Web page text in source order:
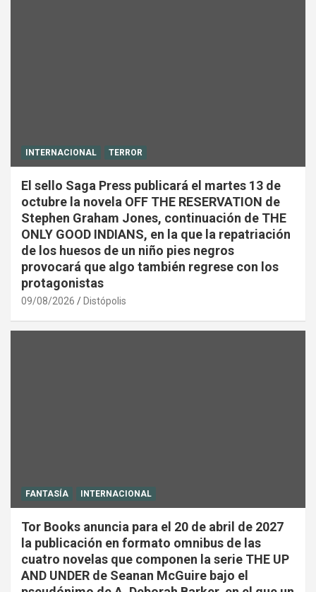
INTERNACIONAL TERROR
El sello Saga Press publicará el martes 13 de
octubre la novela OFF THE RESERVATION de
Stephen Graham Jones, continuación de THE
ONLY GOOD INDIANS, en la que la repatriación
de los huesos de un niño pies negros
provocará que algo también regrese con los
protagonistas
09/08/2026 Distópolis
FANTASÍA INTERNACIONAL
Tor Books anuncia para el 20 de abril de 2027
la publicación en formato omnibus de las
cuatro novelas que componen la serie THE UP
AND UNDER de Seanan McGuire bajo el